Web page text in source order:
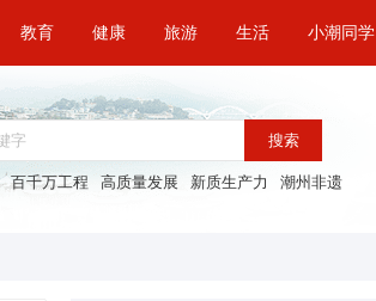
教育 健康 旅游 生活 小潮同学
搜索
百千万工程 高质量发展 新质生产力 潮州非遗